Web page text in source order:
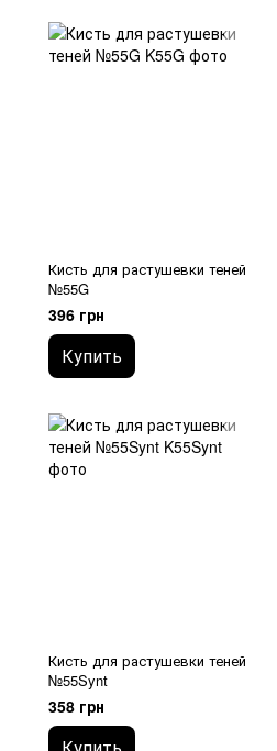
Кисть для растушевки теней
№55G
396 грн
Купить
Кисть для растушевки теней
№55Synt
358 грн